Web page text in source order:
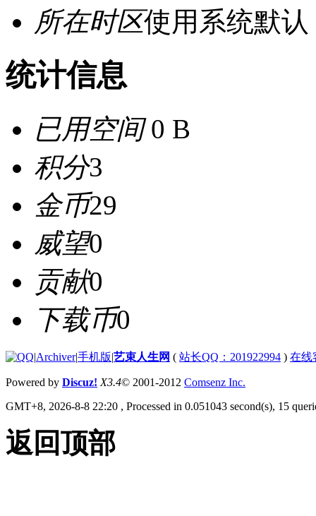
所在时区使用系统默认
统计信息
已用空间0 B
积分3
金币29
威望0
贡献0
下载币0
|Archiver|手机版|艺束人生网 ( 站长QQ：201922994 ) 在线
Powered by Discuz! X3.4© 2001-2012 Comsenz Inc.
GMT+8, 2026-8-8 22:20 , Processed in 0.051043 second(s), 15
返回顶部